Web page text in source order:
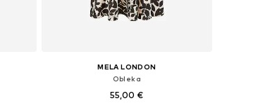
MELA LONDON
Obleka
55,00 €